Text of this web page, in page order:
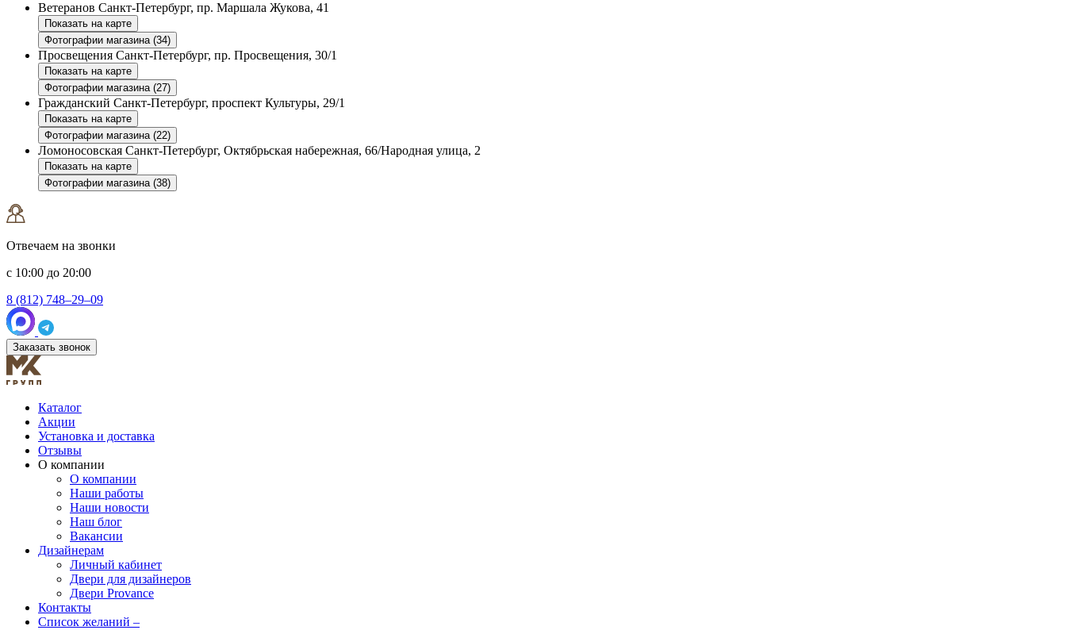
Ветеранов Санкт-Петербург, пр. Маршала Жукова, 41
Показать на карте
Фотографии магазина (34)
Просвещения Санкт-Петербург, пр. Просвещения, 30/1
Показать на карте
Фотографии магазина (27)
Гражданский Санкт-Петербург, проспект Культуры, 29/1
Показать на карте
Фотографии магазина (22)
Ломоносовская Санкт-Петербург, Октябрьская набережная, 66/Народная улица, 2
Показать на карте
Фотографии магазина (38)
Отвечаем на звонки
с 10:00 до 20:00
8 (812) 748–29–09
Заказать звонок
Каталог
Акции
Установка и доставка
Отзывы
О компании
О компании
Наши работы
Наши новости
Наш блог
Вакансии
Дизайнерам
Личный кабинет
Двери для дизайнеров
Двери Provance
Контакты
Список желаний –